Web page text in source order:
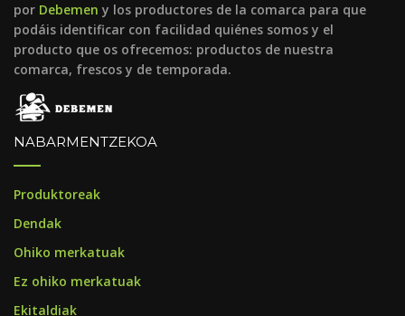
por Debemen y los productores de la comarca para que
podáis identificar con facilidad quiénes somos y el
producto que os ofrecemos: productos de nuestra
comarca, frescos y de temporada.
NABARMENTZEKOA
Produktoreak
Dendak
Ohiko merkatuak
Ez ohiko merkatuak
Ekitaldiak